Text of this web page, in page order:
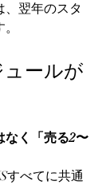
、翌年のスタ
ールが
なく「売る2〜
すべてに共通